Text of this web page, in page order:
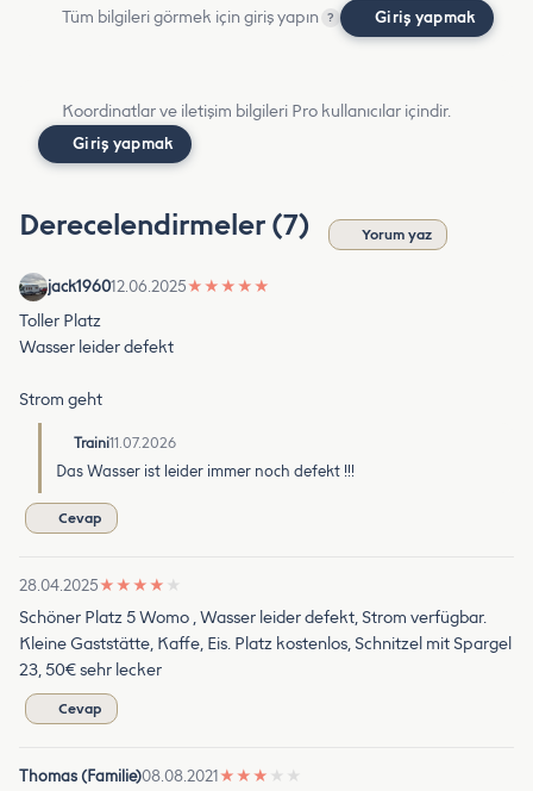
Tüm bilgileri görmek için giriş yapın ? Giriş yapmak
Koordinatlar ve iletişim bilgileri Pro kullanıcılar içindir.
Giriş yapmak
Derecelendirmeler (7) Yorum yaz
jack196012.06.2025★ ★ ★ ★ ★
Toller Platz
Wasser leider defekt
Strom geht
Traini11.07.2026
Das Wasser ist leider immer noch defekt !!!
Cevap
28.04.2025★ ★ ★ ★ ★
Schöner Platz 5 Womo , Wasser leider defekt, Strom verfügbar.
Kleine Gaststätte, Kaffe, Eis. Platz kostenlos, Schnitzel mit Spargel
23, 50€ sehr lecker
Cevap
Thomas (Familie)08.08.2021★ ★ ★ ★ ★